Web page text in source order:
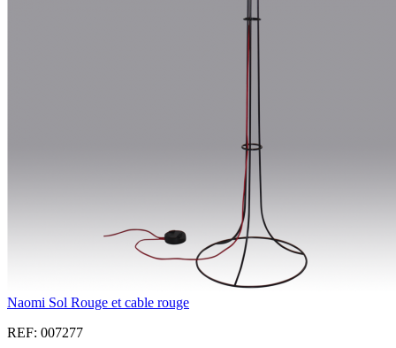
Naomi Sol Rouge et cable rouge
REF: 007277